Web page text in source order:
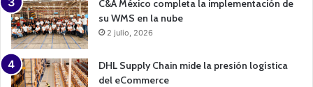
C&A México completa la implementación de
su WMS en la nube
2 julio, 2026
DHL Supply Chain mide la presión logística
del eCommerce